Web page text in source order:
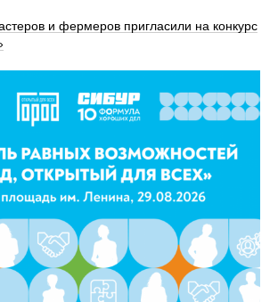
и фермеров пригласили на конкурс